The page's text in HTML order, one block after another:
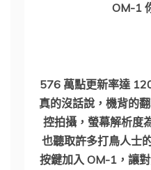
OM-1
576 萬點更新率達
真的沒話說，機背的
控拍攝，螢幕解析度
也聽取許多打鳥人士
按鍵加入 OM-1，讓